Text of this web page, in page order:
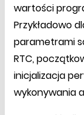
wartości
Przykładowo
parametrami
RTC,
inicjalizacja
wykonywania